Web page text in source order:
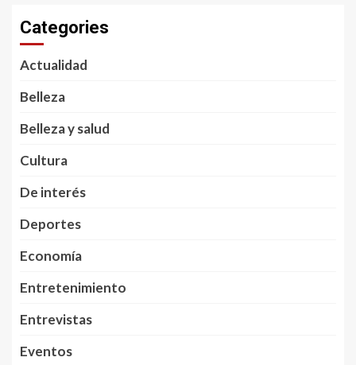
Categories
Actualidad
Belleza
Belleza y salud
Cultura
De interés
Deportes
Economía
Entretenimiento
Entrevistas
Eventos